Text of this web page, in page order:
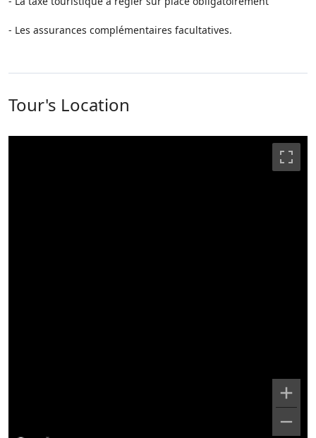
- Les assurances complémentaires facultatives.
Tour's Location